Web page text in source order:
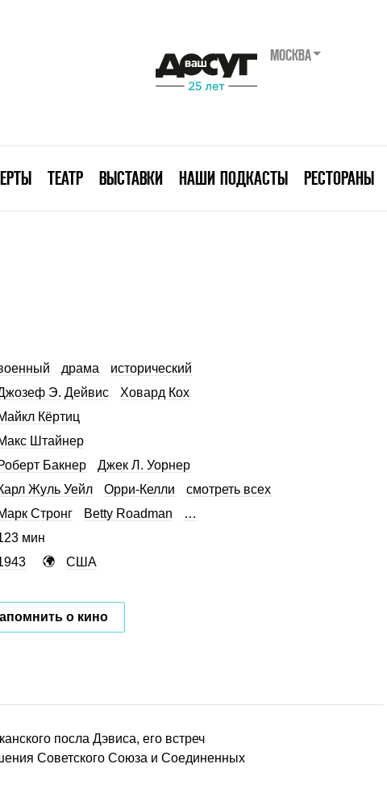
МОСКВА
ТЕАТР ВЫСТАВКИ НАШИ ПОДКАСТЫ РЕСТОРАНЫ
драма
исторический
Э. Дейвис
Ховард Кох
Кёртиц
Штайнер
Бакнер
Джек Л. Уорнер
Жуль Уейл
Орри-Келли
смотреть всех
Стронг
Betty Roadman
…
мин
США
о кино
посла Дэвиса, его встреч
Советского Союза и Соединенных